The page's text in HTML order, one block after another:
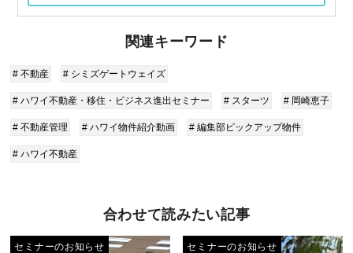
関連キーワード
# 不動産 # シミズゲートウェイズ
# ハワイ不動産・移住・ビジネス進出セミナー # スターツ # 岡崎恵子
# 不動産管理 # ハワイ物件紹介動画 # 編集部ピックアップ物件
# ハワイ不動産
合わせて読みたい記事
セミナーのお知らせ セミナーのお知らせ